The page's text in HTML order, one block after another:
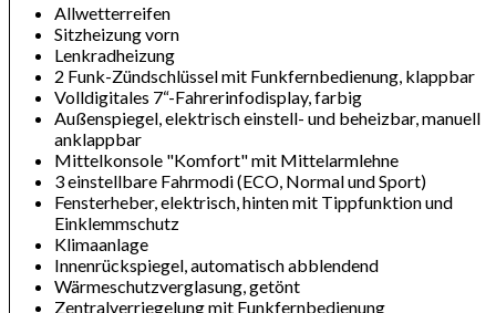
Allwetterreifen
Sitzheizung vorn
Lenkradheizung
2 Funk-Zündschlüssel mit Funkfernbedienung, klappbar
Volldigitales 7“-Fahrerinfodisplay, farbig
Außenspiegel, elektrisch einstell- und beheizbar, manuell
anklappbar
Mittelkonsole "Komfort" mit Mittelarmlehne
3 einstellbare Fahrmodi (ECO, Normal und Sport)
Fensterheber, elektrisch, hinten mit Tippfunktion und
Einklemmschutz
Klimaanlage
Innenrückspiegel, automatisch abblendend
Wärmeschutzverglasung, getönt
Zentralverriegelung mit Funkfernbedienung